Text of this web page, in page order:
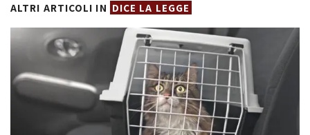
ALTRI ARTICOLI IN DICE LA LEGGE